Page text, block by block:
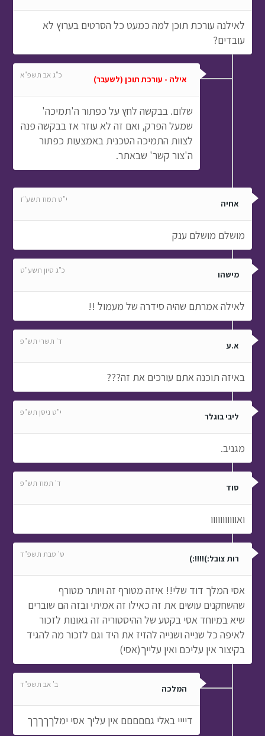
לאילנה עורכת תוכן למה כמעט כל הסרטים בערוץ לא
עובדים?
אילה - עורכת תוכן (לשעבר) כ"ג אב תשפ"א
שלום. בבקשה לחץ על כפתור ה'תמיכה'
שמעל הפרק, ואם זה לא עוזר אז בבקשה פנה
לצוות התמיכה הטכנית באמצעות כפתור
ה'צור קשר' שבאתר.
אחיה י"ט תמוז תשע"ז
מושלם מושלם ענק
מישהו כ"ג סיון תשע"ט
לאילה אמרתם שהיה סידרה של מעמול !!
א.ע ד' תשרי תש"פ
באיזה תוכנה אתם עורכים את זה???
ליבי בוגלר י"ט ניסן תש"פ
מגניב.
סוד ד' תמוז תש"פ
ואווווווווווו
רות צובל:)!!!!:) ט' טבת תשפ"ד
אסי המלך דוד שלי!! איזה מטורף זה ויותר מטורף
שהשחקנים עושים את זה כאילו זה אמיתי ובזה הם שוברים
שיא במיוחד אסי בקטע של ההיסטוריה זה גאונות לזכור
לאיפה כל שנייה ושנייה להזיז את היד וגם לזכור מה להגיד
בקיצור אין עליכם ואין עלייך(אסי)
המלכה ב' אב תשפ"ד
דיייי באלי גםםםםם אין עליך אסי ימלךךךךך